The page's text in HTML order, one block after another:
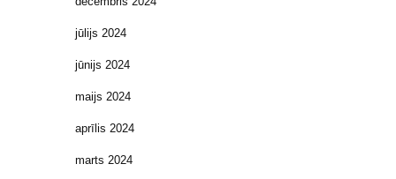
jūlijs 2024
jūnijs 2024
maijs 2024
aprīlis 2024
marts 2024